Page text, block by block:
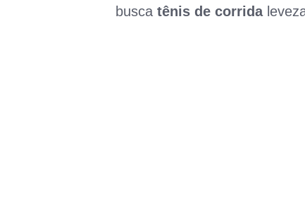
busca tênis de corrida